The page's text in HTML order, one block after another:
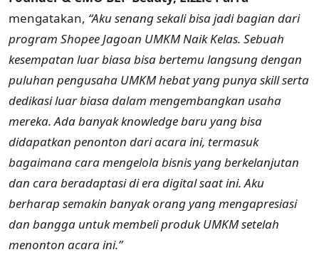
mengatakan, “Aku senang sekali bisa jadi bagian dari
program Shopee Jagoan UMKM Naik Kelas. Sebuah
kesempatan luar biasa bisa bertemu langsung dengan
puluhan pengusaha UMKM hebat yang punyaskill serta
dedikasi luar biasa dalam mengembangkan usaha
mereka. Ada banyak knowledge baru yang bisa
didapatkan penonton dari acara ini, termasuk
bagaimana cara mengelola bisnis yang berkelanjutan
dan cara beradaptasi di era digital saat ini. Aku
berharap semakin banyak orang yang mengapresiasi
dan bangga untuk membeli produk UMKM setelah
menonton acara ini.”